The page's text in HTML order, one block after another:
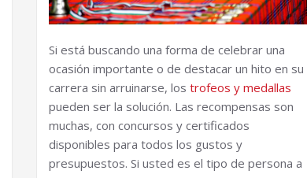
Si está buscando una forma de celebrar una
ocasión importante o de destacar un hito en su
carrera sin arruinarse, los trofeos y medallas
pueden ser la solución. Las recompensas son
muchas, con concursos y certificados
disponibles para todos los gustos y
presupuestos. Si usted es el tipo de persona a